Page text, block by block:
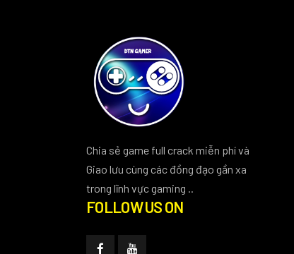
Chia sẻ game full crack miễn phí và
Giao lưu cùng các đồng đạo gần xa
trong lĩnh vực gaming ..
FOLLOW US ON